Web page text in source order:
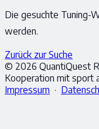
Die gesuchte Tuning-
werden.
Zurück zur Suche
© 2026 QuantiQuest
Kooperation mit sport
Impressum ·